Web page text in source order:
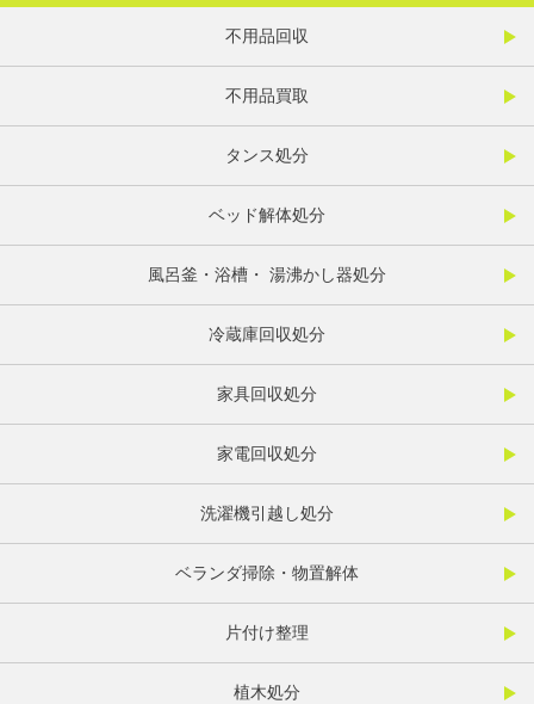
不用品回収
不用品買取
タンス処分
ベッド解体処分
風呂釜・浴槽・ 湯沸かし器処分
冷蔵庫回収処分
家具回収処分
家電回収処分
洗濯機引越し処分
ベランダ掃除・物置解体
片付け整理
植木処分